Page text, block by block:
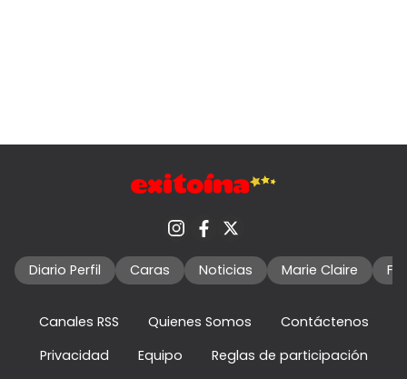
Diario Perfil Caras Noticias Marie Claire
Canales RSS Quienes Somos
Contáctenos
Privacidad
Equipo
Reglas de participación